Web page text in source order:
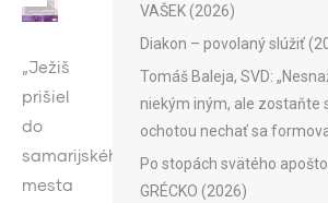
„Ježiš
prišiel
do
samarijského
mesta
VAŠEK (2026)
Diakon – povolaný slúžiť
Tomáš Baleja, SVD:
niekým iným, ale zostaňte
ochotou nechať sa
Po stopách svätého
GRÉCKO (2026)